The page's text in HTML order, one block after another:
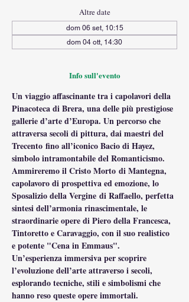
Altre date
dom 06 set, 10:15
dom 04 ott, 14:30
Info sull'evento
Un viaggio affascinante tra i capolavori della
Pinacoteca di Brera, una delle più prestigiose
gallerie d’arte d’Europa. Un percorso che
attraversa secoli di pittura, dai maestri del
Trecento fino all’iconico Bacio di Hayez,
simbolo intramontabile del Romanticismo.
Ammireremo il Cristo Morto di Mantegna,
capolavoro di prospettiva ed emozione, lo
Sposalizio della Vergine di Raffaello, perfetta
sintesi dell’armonia rinascimentale, le
straordinarie opere di Piero della Francesca,
Tintoretto e Caravaggio, con il suo realistico
e potente "Cena in Emmaus".
Un’esperienza immersiva per scoprire
l’evoluzione dell’arte attraverso i secoli,
esplorando tecniche, stili e simbolismi che
hanno reso queste opere immortali.